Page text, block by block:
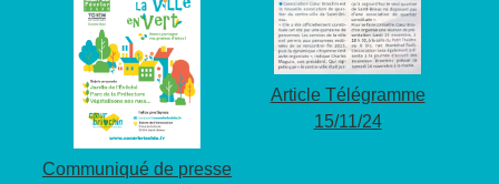
Communiqué de presse
Article Télégramme
15/11/24